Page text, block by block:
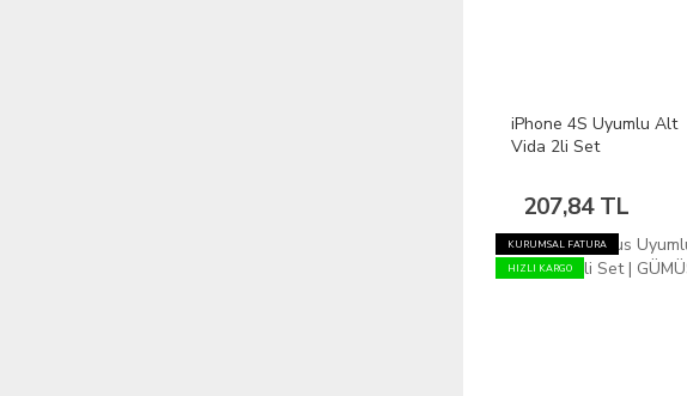
iPhone 4S Uyumlu Alt
Vida 2li Set
207,84 TL
KURUMSAL FATURA
HIZLI KARGO